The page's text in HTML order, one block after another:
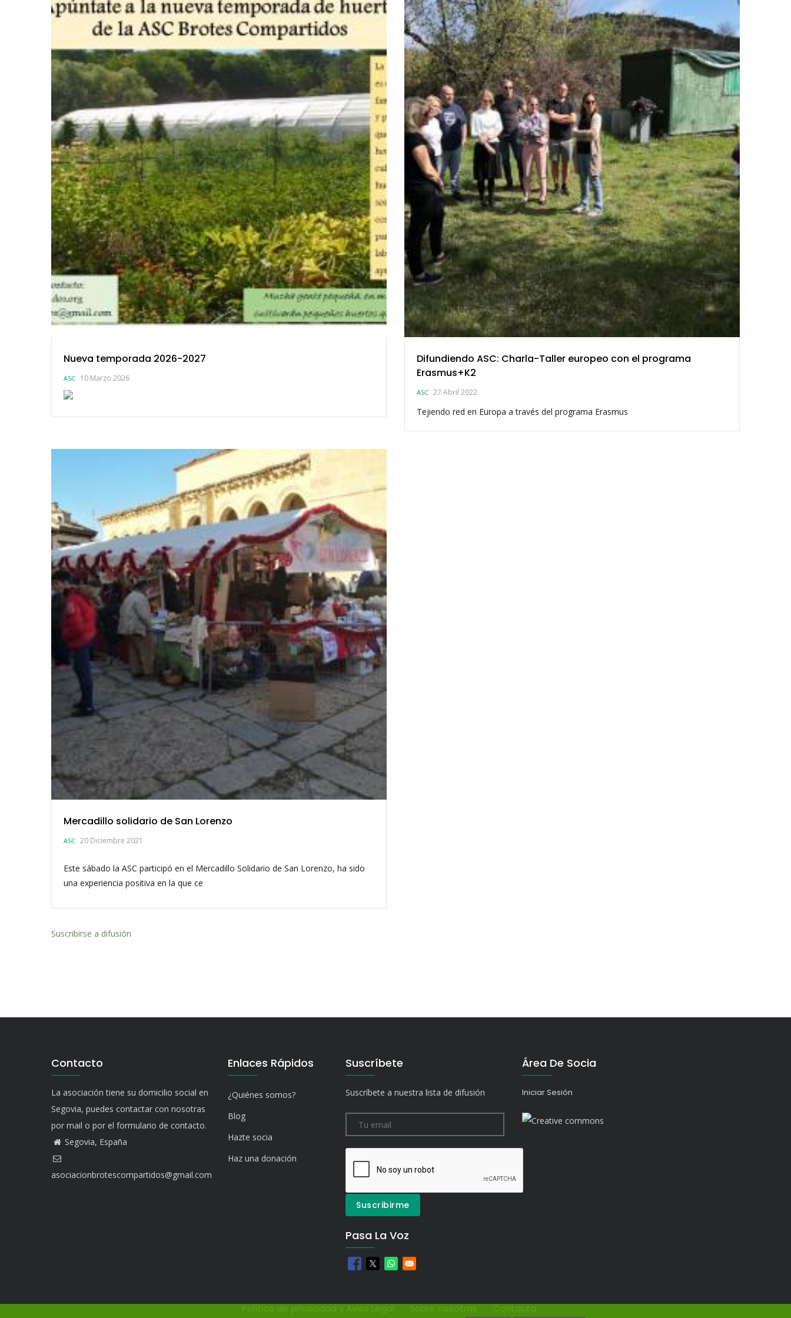
La
Navegación
Nueva temporada 2026-2027
ASC 10 Marzo 2026
Difundiendo ASC: Charla-Taller europeo con el programa
Erasmus+K2
ASC 27 Abril 2022
Tejiendo red en Europa a través del programa Erasmus
Mercadillo solidario de San Lorenzo
ASC 20 Diciembre 2021
Este sábado la ASC participó en el Mercadillo Solidario de San Lorenzo, ha sido
una experiencia positiva en la que ce
Suscribirse a difusión
Contacto
La asociación tiene su domicilio social en
Segovia, puedes contactar con nosotras
por mail o por el formulario de contacto.
Segovia, España
asociacionbrotescompartidos@gmail.com
Enlaces Rápidos
¿Quiénes somos?
Blog
Hazte socia
Haz una donación
Suscríbete
Suscríbete a nuestra lista de difusión
Pasa La Voz
Área De Socia
Iniciar Sesión